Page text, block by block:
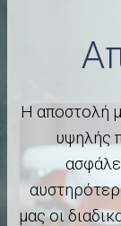
Η αποστολή
υψηλής
μας οι